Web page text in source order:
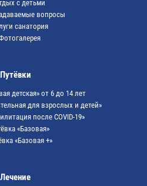
с детьми
вопросы
санатория
Путёвки
детская» от 6 до 14 лет
для взрослых и детей»
после COVID-19»
«Базовая»
«Базовая +»
Лечение